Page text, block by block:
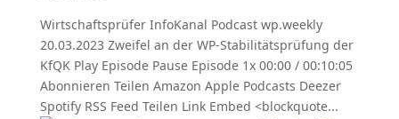
Wirtschaftsprüfer InfoKanal Podcast wp.weekly
20.03.2023 Zweifel an der WP-Stabilitätsprüfung der
KfQK Play Episode Pause Episode 1x 00:00 / 00:10:05
Abonnieren Teilen Amazon Apple Podcasts Deezer
Spotify RSS Feed Teilen Link Embed <blockquote...